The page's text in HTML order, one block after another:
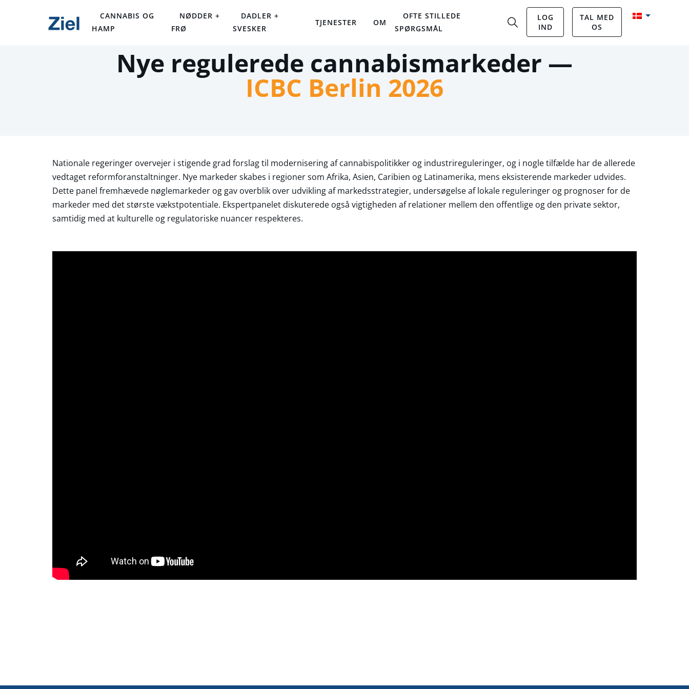
CANNABIS OG
HAMP
NØDDER +
FRØ
DADLER +
SVESKER
TJENESTER OM
OFTE STILLEDE
SPØRGSMÅL
LOG
IND
TAL MED
OS
Nye regulerede cannabismarkeder —
ICBC Berlin 2026
Nationale regeringer overvejer i stigende grad forslag til modernisering af cannabispolitikker og industrireguleringer, og i nogle tilfælde har de allerede
vedtaget reformforanstaltninger. Nye markeder skabes i regioner som Afrika, Asien, Caribien og Latinamerika, mens eksisterende markeder udvides.
Dette panel fremhævede nøglemarkeder og gav overblik over udvikling af markedsstrategier, undersøgelse af lokale reguleringer og prognoser for de
markeder med det største vækstpotentiale. Ekspertpanelet diskuterede også vigtigheden af relationer mellem den offentlige og den private sektor,
samtidig med at kulturelle og regulatoriske nuancer respekteres.